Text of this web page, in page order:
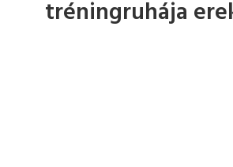
tréningruhája